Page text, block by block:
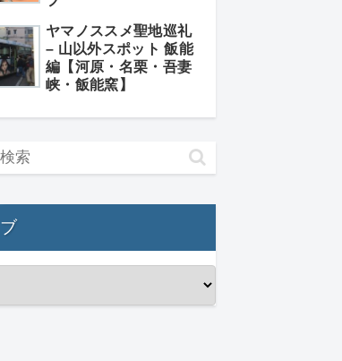
ヤマノススメ聖地巡礼
– 山以外スポット 飯能
編【河原・名栗・吾妻
峡・飯能窯】